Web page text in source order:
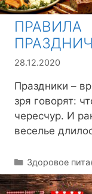
ПРАВИЛА
28.12.2020
Праздники –
зря говорят:
чересчур. И
веселье
Р
у
б
Здоровое